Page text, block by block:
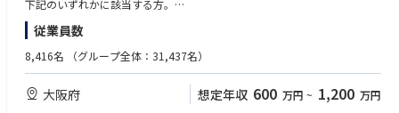
従事いただく可能性あり
参考：ゼロカーボンビジョン2050、ゼロカーボンロードマップ
https://www.kepco.co.jp/sustainability/environment/zerocarbon/road
map.html
下記のいずれかに該当する方。
・金融機関で３年以上の勤務経験
・事業会社等での財務・投資評価部門での勤務経験
・その他、事業会社等でのファインナンス業務経験
従業員数
8,416名 （グループ全体：31,437名）
大阪府 想定年収 600 万円 ~ 1,200 万円